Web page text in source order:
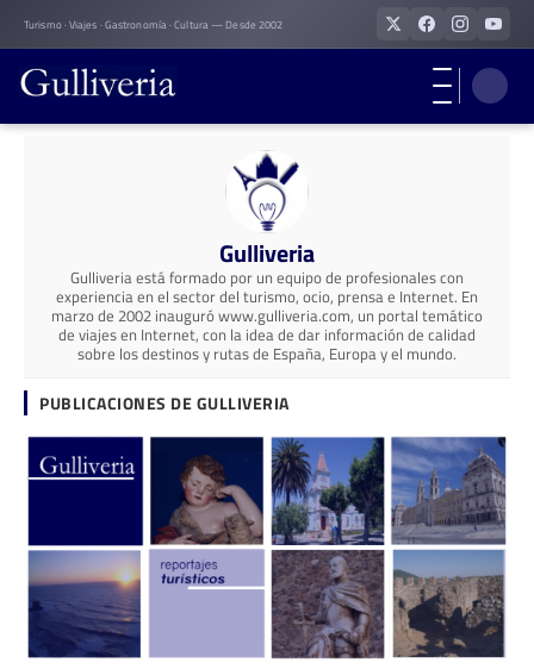
Skip
to
content
Turismo · Viajes · Gastronomía · Cultura — Desde 2002
Gulliveria
Gulliveria está formado por un equipo de profesionales con
experiencia en el sector del turismo, ocio, prensa e Internet. En
marzo de 2002 inauguró www.gulliveria.com, un portal temático
de viajes en Internet, con la idea de dar información de calidad
sobre los destinos y rutas de España, Europa y el mundo.
PUBLICACIONES DE GULLIVERIA